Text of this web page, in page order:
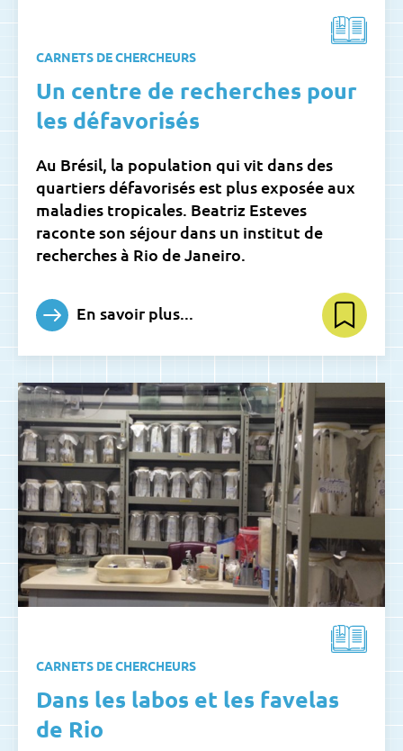
CARNETS DE CHERCHEURS
Un centre de recherches pour
les défavorisés
Au Brésil, la population qui vit dans des
quartiers défavorisés est plus exposée aux
maladies tropicales. Beatriz Esteves
raconte son séjour dans un institut de
recherches à Rio de Janeiro.
En savoir plus...
CARNETS DE CHERCHEURS
Dans les labos et les favelas
de Rio